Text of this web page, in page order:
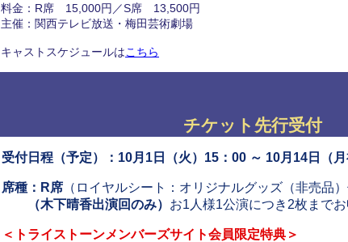
料金：R席 15,000円／S席 13,500円
主催：関西テレビ放送・梅田芸術劇場
キャストスケジュールはこちら
チケット先行受付
受付日程（予定）：10月1日（火）15：00 ～ 10月14日（
席種：R席 （ロイヤルシート：オリジナルグッズ（非売品）
（木下晴香出演回のみ） お1人様1公演につき2枚までお
＜トライストーンメンバーズサイト会員限定特典＞